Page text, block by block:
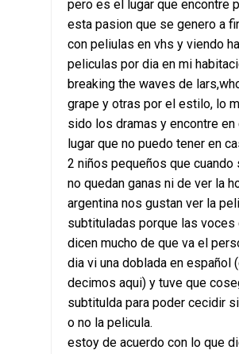
pero es el lugar que encontre
esta pasion que se genero a
con peliulas en vhs y viendo
peliculas por dia en mi
breaking the waves de
grape y otras por el estilo, lo
sido los dramas y encontre en
lugar que no puedo tener en
2 niños pequeños que cuando
no quedan ganas ni de ver la
argentina nos gustan ver la
subtituladas porque las
dicen mucho de que va el
dia vi una doblada en español
decimos aqui) y tuve que
subtitulda para poder cecidir
o no la pelicula.
estoy de acuerdo con lo que